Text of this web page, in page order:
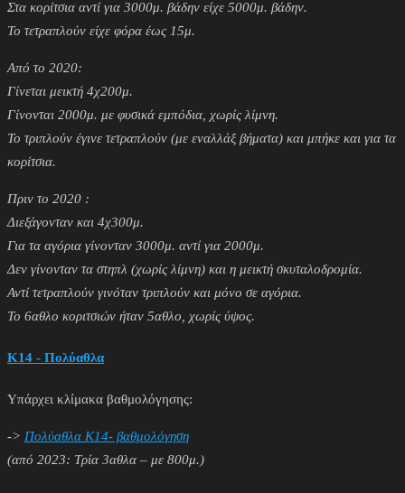
Στα κορίτσια αντί για 3000μ. βάδην είχε 5000μ. βάδην.
Το τετραπλούν είχε φόρα έως 15μ.
Από το 2020:
Γίνεται μεικτή 4χ200μ.
Γίνονται 2000μ. με φυσικά εμπόδια, χωρίς λίμνη.
Το τριπλούν έγινε τετραπλούν (με εναλλάξ βήματα) και μπήκε και για τα
κορίτσια.
Πριν το 2020 :
Διεξάγονταν και 4χ300μ.
Για τα αγόρια γίνονταν 3000μ. αντί για 2000μ.
Δεν γίνονταν τα στηπλ (χωρίς λίμνη) και η μεικτή σκυταλοδρομία.
Αντί τετραπλούν γινόταν τριπλούν και μόνο σε αγόρια.
Το 6αθλο κοριτσιών ήταν 5αθλο, χωρίς ύψος.
Κ14 - Πολύαθλα
Υπάρχει κλίμακα βαθμολόγησης:
-> Πολύαθλα Κ14- βαθμολόγηση
(από 2023: Τρία 3αθλα – με 800μ.)